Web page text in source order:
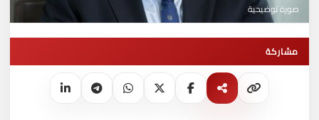
صورة توضيحية
مشاركة